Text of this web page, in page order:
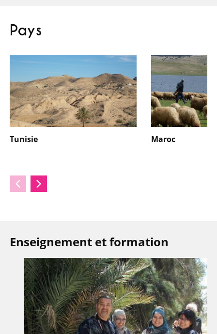
Pays
Tunisie Maroc
Enseignement et formation